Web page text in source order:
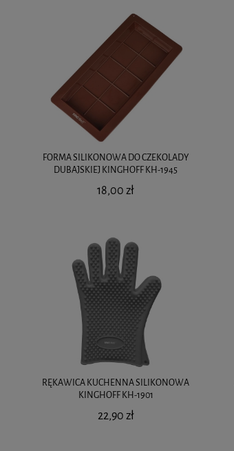
FORMA SILIKONOWA DO CZEKOLADY
DUBAJSKIEJ KINGHOFF KH-1945
18,00 zł
RĘKAWICA KUCHENNA SILIKONOWA
KINGHOFF KH-1901
22,90 zł